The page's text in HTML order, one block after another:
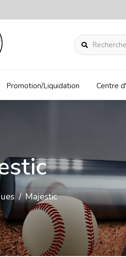
Rechercher
Promotion/Liquidation Centre
/ Majestic